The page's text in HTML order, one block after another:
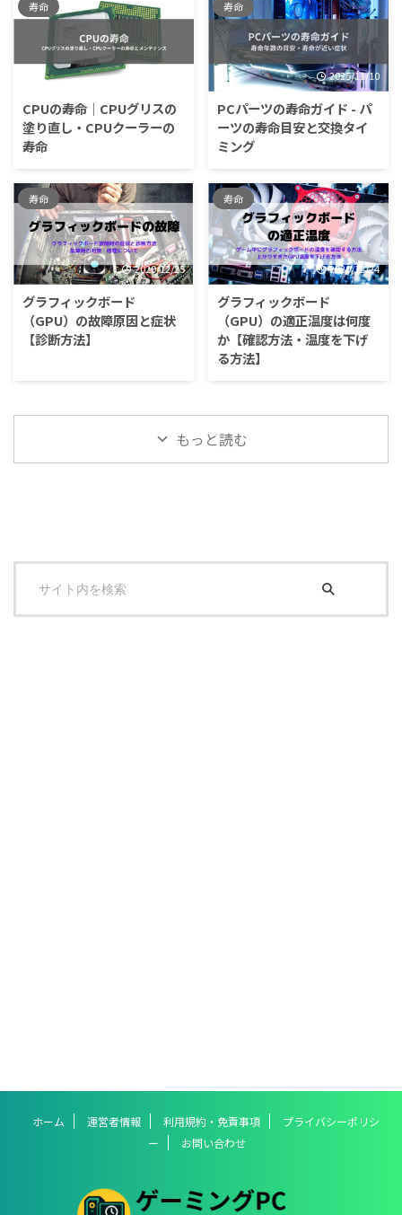
寿命
CPUの寿命｜CPUグリスの
塗り直し・CPUクーラーの
寿命
寿命
2025/11/10
PCパーツの寿命ガイド - パ
ーツの寿命目安と交換タイ
ミング
寿命
2020/12/25
グラフィックボード
（GPU）の故障原因と症状
【診断方法】
寿命
2020/12/24
グラフィックボード
（GPU）の適正温度は何度
か【確認方法・温度を下げ
る方法】
もっと読む
ホーム 運営者情報 利用規約・免責事項
プライバシーポリシ
ー
お問い合わせ